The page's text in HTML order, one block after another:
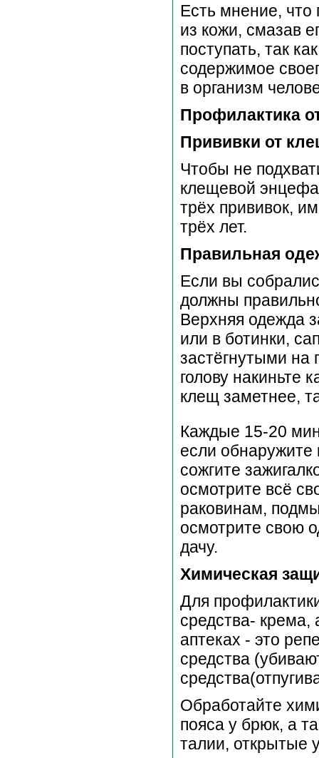
Есть мнение, что
из кожи, смазав
поступать, так
содержимое
в организм
Профилактика
Прививки от
Чтобы не
клещевой
трёх прививок,
трёх лет.
Правильная
Если вы
должны
Верхняя одежда
или в ботинки,
застёгнутыми
голову накиньте
клещ заметнее,
Каждые 15-20
если
сожгите
осмотрите всё
раковинам,
осмотрите свою
дачу.
Химическая
Для
средства- крема,
аптеках - это
средства
Обработайте
пояса у брюк, а
талии, открытые